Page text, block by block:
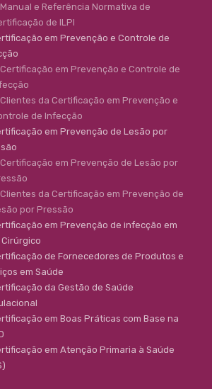
Manual e Referência Normativa de
de ILPI
em Prevenção e Controle de
Certificação em Prevenção e Controle de
Clientes da Certificação em Prevenção e
de Infecção
em Prevenção de Lesão por
Certificação em Prevenção de Lesão por
Clientes da Certificação em Prevenção de
por Pressão
em Prevenção de infecção em
de Fornecedores de Produtos e
em Saúde
da Gestão de Saúde
em Boas Práticas com Base na
em Atenção Primaria à Saúde